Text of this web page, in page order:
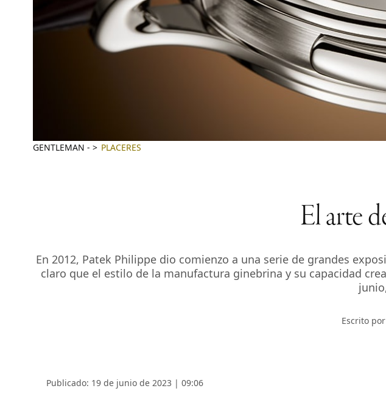
GENTLEMAN - PLACERES
El arte
En 2012, Patek Philippe dio comienzo a una serie de grandes
claro que el estilo de la manufactura ginebrina y su capacidad
Escrito por
Publicado: 19 de junio de 2023 | 09:06